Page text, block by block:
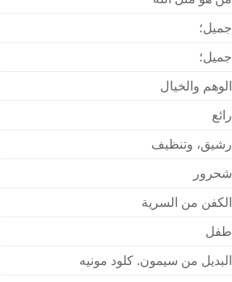
جميل؛
جميل؛
الوهم والخيال
رائع
رشيق، وتنظيف
شحرور
الكفن من السرية
طفل
البديل من سيمون. كلود مونيه